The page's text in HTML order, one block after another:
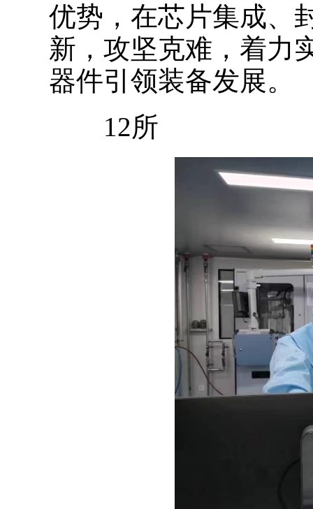
优势，在芯片集成、
新，攻坚克难，着力
器件引领装备发展。
12所